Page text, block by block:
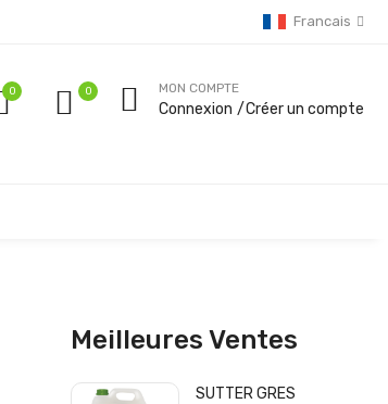
Francais
0 MON COMPTE
Connexion Créer un compte
Meilleures Ventes
SUTTER GRES